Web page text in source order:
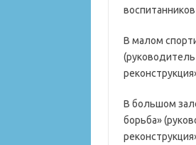
В малом
В большом
борьба»